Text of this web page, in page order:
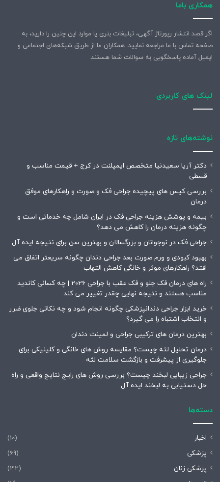
همکاری باما
اگر قصد انتشار رپورتاژ آگهی، تبلیغات بنری یا موارد این چنین را دارید، به
صفحه تماس با ما مراجعه نمایید. همکاران ما از طریق شبکه‌های اجتماعی و
ایمیل آماده پاسخگویی به سوالات شما هستند.
لینک های کاربردی
نوشته‌های تازه
دکتر آریا سعیدنیا متخصص ایمپلنت در کرج + قیمت مناسب و
قسطی
بررسی کیس های پیچیده جراحی فک و صورت و راهکارهای موفق
درمان
بیمه و پوشش هزینه جراحی فک در ایران شامل چه خدماتی است و
چگونه هزینه درمان را کاهش می دهد؟
جراحی فک در نوجوانان و بزرگسالان و بهترین سن برای نتیجه ایده آل
بهبود کبودی و ورم صورت بعد جراحی دندان چگونه سریعتر اتفاق می
افتد؟ راهکارهای موثر و خانگی کاهش التهاب
راه های درمان فک جلو و فک عقب با جراحی 2026 | چه کسانی کاندید
مناسب هستند و نتیجه نهایی چقدر تغییر می کند
خرید ابزار جراحی دندانپزشکی چگونه انجام شود و چه نکاتی جلوی ضرر
و انتخاب اشتباه را می گیرد؟
بهترین درمان های ترکیبی جراحی و لمینت دندان
درمان تحلیل لثه چیست؟ مقایسه روش های خانگی و کلینیکی برای
جلوگیری از پیشرفت و بازگشت سلامت لثه
جراحی زیبایی لبخند چیست؟ بررسی روش های رایج نتایج واقعی و راه
حل دستیابی به لبخند ایده آل
دسته‌ها
اخبار
(10)
پزشکی
(69)
پزشکی زنان
(32)